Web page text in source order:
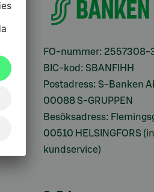
FO-nummer: 2557308-
BIC-kod: SBANFIHH
Postadress: S-Banken
00088 S-GRUPPEN
Besöksadress:
00510 HELSINGFORS
kundservice)